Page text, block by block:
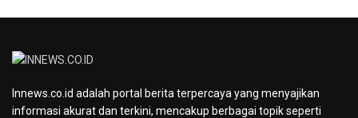
Innews.co.id adalah portal berita terpercaya yang menyajikan
informasi akurat dan terkini, mencakup berbagai topik seperti